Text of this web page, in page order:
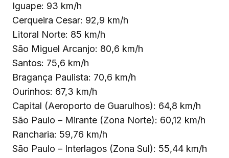
Iguape: 93 km/h
Cerqueira Cesar: 92,9 km/h
Litoral Norte: 85 km/h
São Miguel Arcanjo: 80,6 km/h
Santos: 75,6 km/h
Bragança Paulista: 70,6 km/h
Ourinhos: 67,3 km/h
Capital (Aeroporto de Guarulhos): 64,8 km/h
São Paulo – Mirante (Zona Norte): 60,12 km/h
Rancharia: 59,76 km/h
São Paulo – Interlagos (Zona Sul): 55,44 km/h